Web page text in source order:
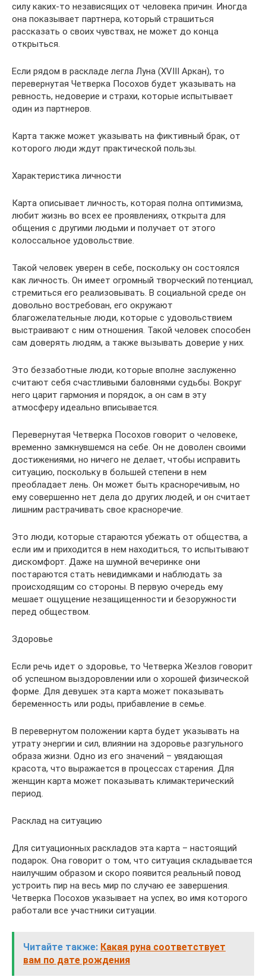
силу каких-то независящих от человека причин. Иногда
она показывает партнера, который страшиться
рассказать о своих чувствах, не может до конца
открыться.
Если рядом в раскладе легла Луна (XVIII Аркан), то
перевернутая Четверка Посохов будет указывать на
ревность, недоверие и страхи, которые испытывает
один из партнеров.
Карта также может указывать на фиктивный брак, от
которого люди ждут практической пользы.
Характеристика личности
Карта описывает личность, которая полна оптимизма,
любит жизнь во всех ее проявлениях, открыта для
общения с другими людьми и получает от этого
колоссальное удовольствие.
Такой человек уверен в себе, поскольку он состоялся
как личность. Он имеет огромный творческий потенциал,
стремиться его реализовывать. В социальной среде он
довольно востребован, его окружают
благожелательные люди, которые с удовольствием
выстраивают с ним отношения. Такой человек способен
сам доверять людям, а также вызывать доверие у них.
Это беззаботные люди, которые вполне заслуженно
считают себя счастливыми баловнями судьбы. Вокруг
него царит гармония и порядок, а он сам в эту
атмосферу идеально вписывается.
Перевернутая Четверка Посохов говорит о человеке,
временно замкнувшемся на себе. Он не доволен своими
достижениями, но ничего не делает, чтобы исправить
ситуацию, поскольку в большей степени в нем
преобладает лень. Он может быть красноречивым, но
ему совершенно нет дела до других людей, и он считает
лишним растрачивать свое красноречие.
Это люди, которые стараются убежать от общества, а
если им и приходится в нем находиться, то испытывают
дискомфорт. Даже на шумной вечеринке они
постараются стать невидимками и наблюдать за
происходящим со стороны. В первую очередь ему
мешает ощущение незащищенности и безоружности
перед обществом.
Здоровье
Если речь идет о здоровье, то Четверка Жезлов говорит
об успешном выздоровлении или о хорошей физической
форме. Для девушек эта карта может показывать
беременность или роды, прибавление в семье.
В перевернутом положении карта будет указывать на
утрату энергии и сил, влиянии на здоровье разгульного
образа жизни. Одно из его значений – увядающая
красота, что выражается в процессах старения. Для
женщин карта может показывать климактерический
период.
Расклад на ситуацию
Для ситуационных раскладов эта карта – настоящий
подарок. Она говорит о том, что ситуация складывается
наилучшим образом и скоро появится реальный повод
устроить пир на весь мир по случаю ее завершения.
Четверка Посохов указывает на успех, во имя которого
работали все участники ситуации.
Читайте также: Какая руна соответствует
вам по дате рождения